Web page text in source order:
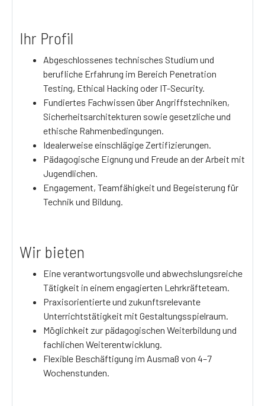
Ihr Profil
Abgeschlossenes technisches Studium und
berufliche Erfahrung im Bereich Penetration
Testing, Ethical Hacking oder IT-Security.
Fundiertes Fachwissen über Angriffstechniken,
Sicherheitsarchitekturen sowie gesetzliche und
ethische Rahmenbedingungen.
Idealerweise einschlägige Zertifizierungen.
Pädagogische Eignung und Freude an der Arbeit mit
Jugendlichen.
Engagement, Teamfähigkeit und Begeisterung für
Technik und Bildung.
Wir bieten
Eine verantwortungsvolle und abwechslungsreiche
Tätigkeit in einem engagierten Lehrkräfteteam.
Praxisorientierte und zukunftsrelevante
Unterrichtstätigkeit mit Gestaltungsspielraum.
Möglichkeit zur pädagogischen Weiterbildung und
fachlichen Weiterentwicklung.
Flexible Beschäftigung im Ausmaß von 4–7
Wochenstunden.